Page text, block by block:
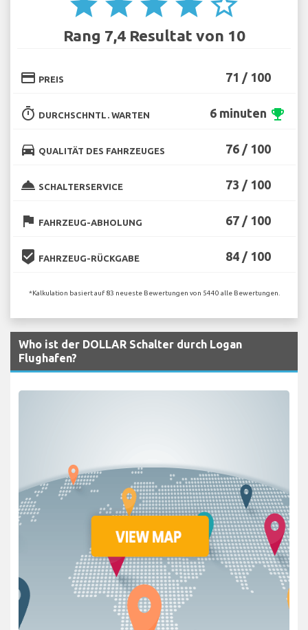
Rang 7,4 Resultat von 10
credit_card PREIS 71 / 100
timer DURCHSCHNTL. WARTEN 6 minuten emoji_events
directions_car QUALITÄT DES FAHRZEUGES 76 / 100
room_service SCHALTERSERVICE 73 / 100
flag FAHRZEUG-ABHOLUNG 67 / 100
beenhere FAHRZEUG-RÜCKGABE 84 / 100
*Kalkulation basiert auf 83 neueste Bewertungen von 5440 alle Bewertungen.
Who ist der DOLLAR Schalter durch Logan
Flughafen?